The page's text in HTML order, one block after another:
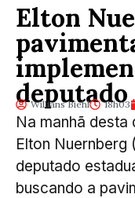
Elton
deputado
Willians Biehl 18h03
Na manhã
Elton Nuernberg
deputado
buscando a